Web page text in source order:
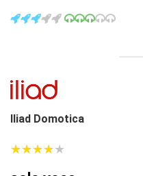
Iliad Domotica
★★★★★
★★★★★